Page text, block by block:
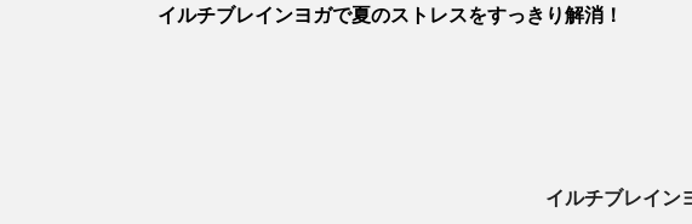
イルチブレインヨガで夏のストレスをすっきり解消！
イルチブレイン